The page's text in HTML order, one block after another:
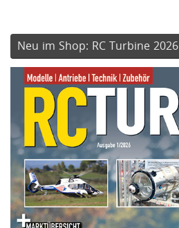
Neu im Shop: RC Turbine 2026